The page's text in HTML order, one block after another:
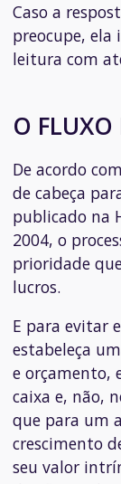
Caso a
preocupe, ela
leitura com
O FLUXO
De acordo
de cabeça
publicado na
2004, o
prioridade
lucros.
E para evitar
estabeleça
e orçamento,
caixa e, não,
que para um
crescimento
seu valor